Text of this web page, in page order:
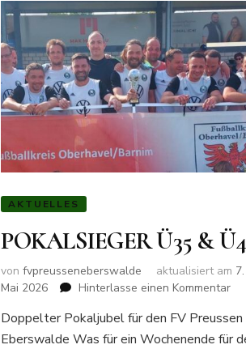
AKTUELLES
POKALSIEGER Ü35 &
vonfvpreusseneberswalde aktualisiert am 7.
Mai 2026
Hinterlasse einen Kommentarzu
Ü35
&
Doppelter Pokaljubel für den FV Preussen
Eberswalde Was für ein Wochenende für